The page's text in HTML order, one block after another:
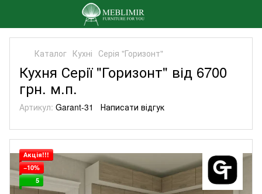
Каталог Кухні Серія "Горизонт"
Кухня Серії "Горизонт" від 6700
грн. м.п.
Артикул: Garant-31 Написати відгук
Акція!!!
−10%
5